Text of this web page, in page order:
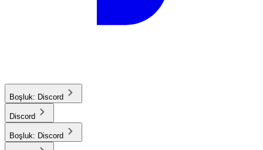
Boşluk: Discord
Discord
Boşluk: Discord